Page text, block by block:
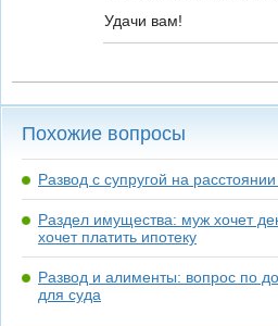
Удачи вам!
Похожие вопросы
Развод с супругой на
Раздел имущества: муж хочет
хочет платить ипотеку
Развод и алименты: вопрос по
для суда